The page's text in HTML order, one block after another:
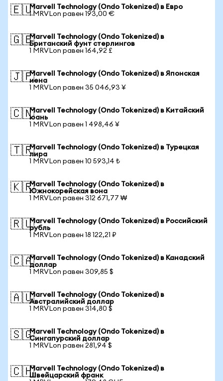
🇪🇺Marvell Technology (Ondo Tokenized) в Евро
1 MRVLon равен 193,00 €
🇬🇧Marvell Technology (Ondo Tokenized) в
Британский фунт стерлингов
1 MRVLon равен 164,92 £
🇯🇵Marvell Technology (Ondo Tokenized) в Японская
иена
1 MRVLon равен 35 046,93 ¥
🇨🇳Marvell Technology (Ondo Tokenized) в Китайский
юань
1 MRVLon равен 1 498,46 ¥
🇹🇷Marvell Technology (Ondo Tokenized) в Турецкая
лира
1 MRVLon равен 10 593,14 ₺
🇰🇷Marvell Technology (Ondo Tokenized) в
Южнокорейская вона
1 MRVLon равен 312 671,77 ₩
🇷🇺Marvell Technology (Ondo Tokenized) в Российский
рубль
1 MRVLon равен 18 122,21 ₽
🇨🇦Marvell Technology (Ondo Tokenized) в Канадский
доллар
1 MRVLon равен 309,85 $
🇦🇺Marvell Technology (Ondo Tokenized) в
Австралийский доллар
1 MRVLon равен 314,80 $
🇸🇬Marvell Technology (Ondo Tokenized) в
Сингапурский доллар
1 MRVLon равен 281,94 $
🇨🇭Marvell Technology (Ondo Tokenized) в
Швейцарский франк